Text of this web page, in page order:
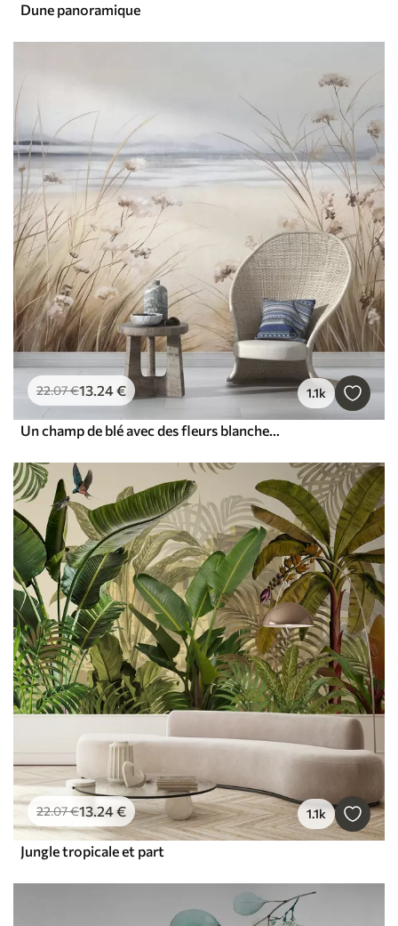
Dune panoramique
22.07€13.24€ 1.1k
Un champ de blé avec des fleurs blanches au premier plan, une plage et l'océan à l'arrière-plan, des couleurs neutres et pastel
22.07€13.24€ 1.1k
Jungle tropicale et part